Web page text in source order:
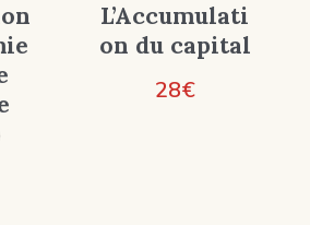
L’Accumulati
on du capital
28€